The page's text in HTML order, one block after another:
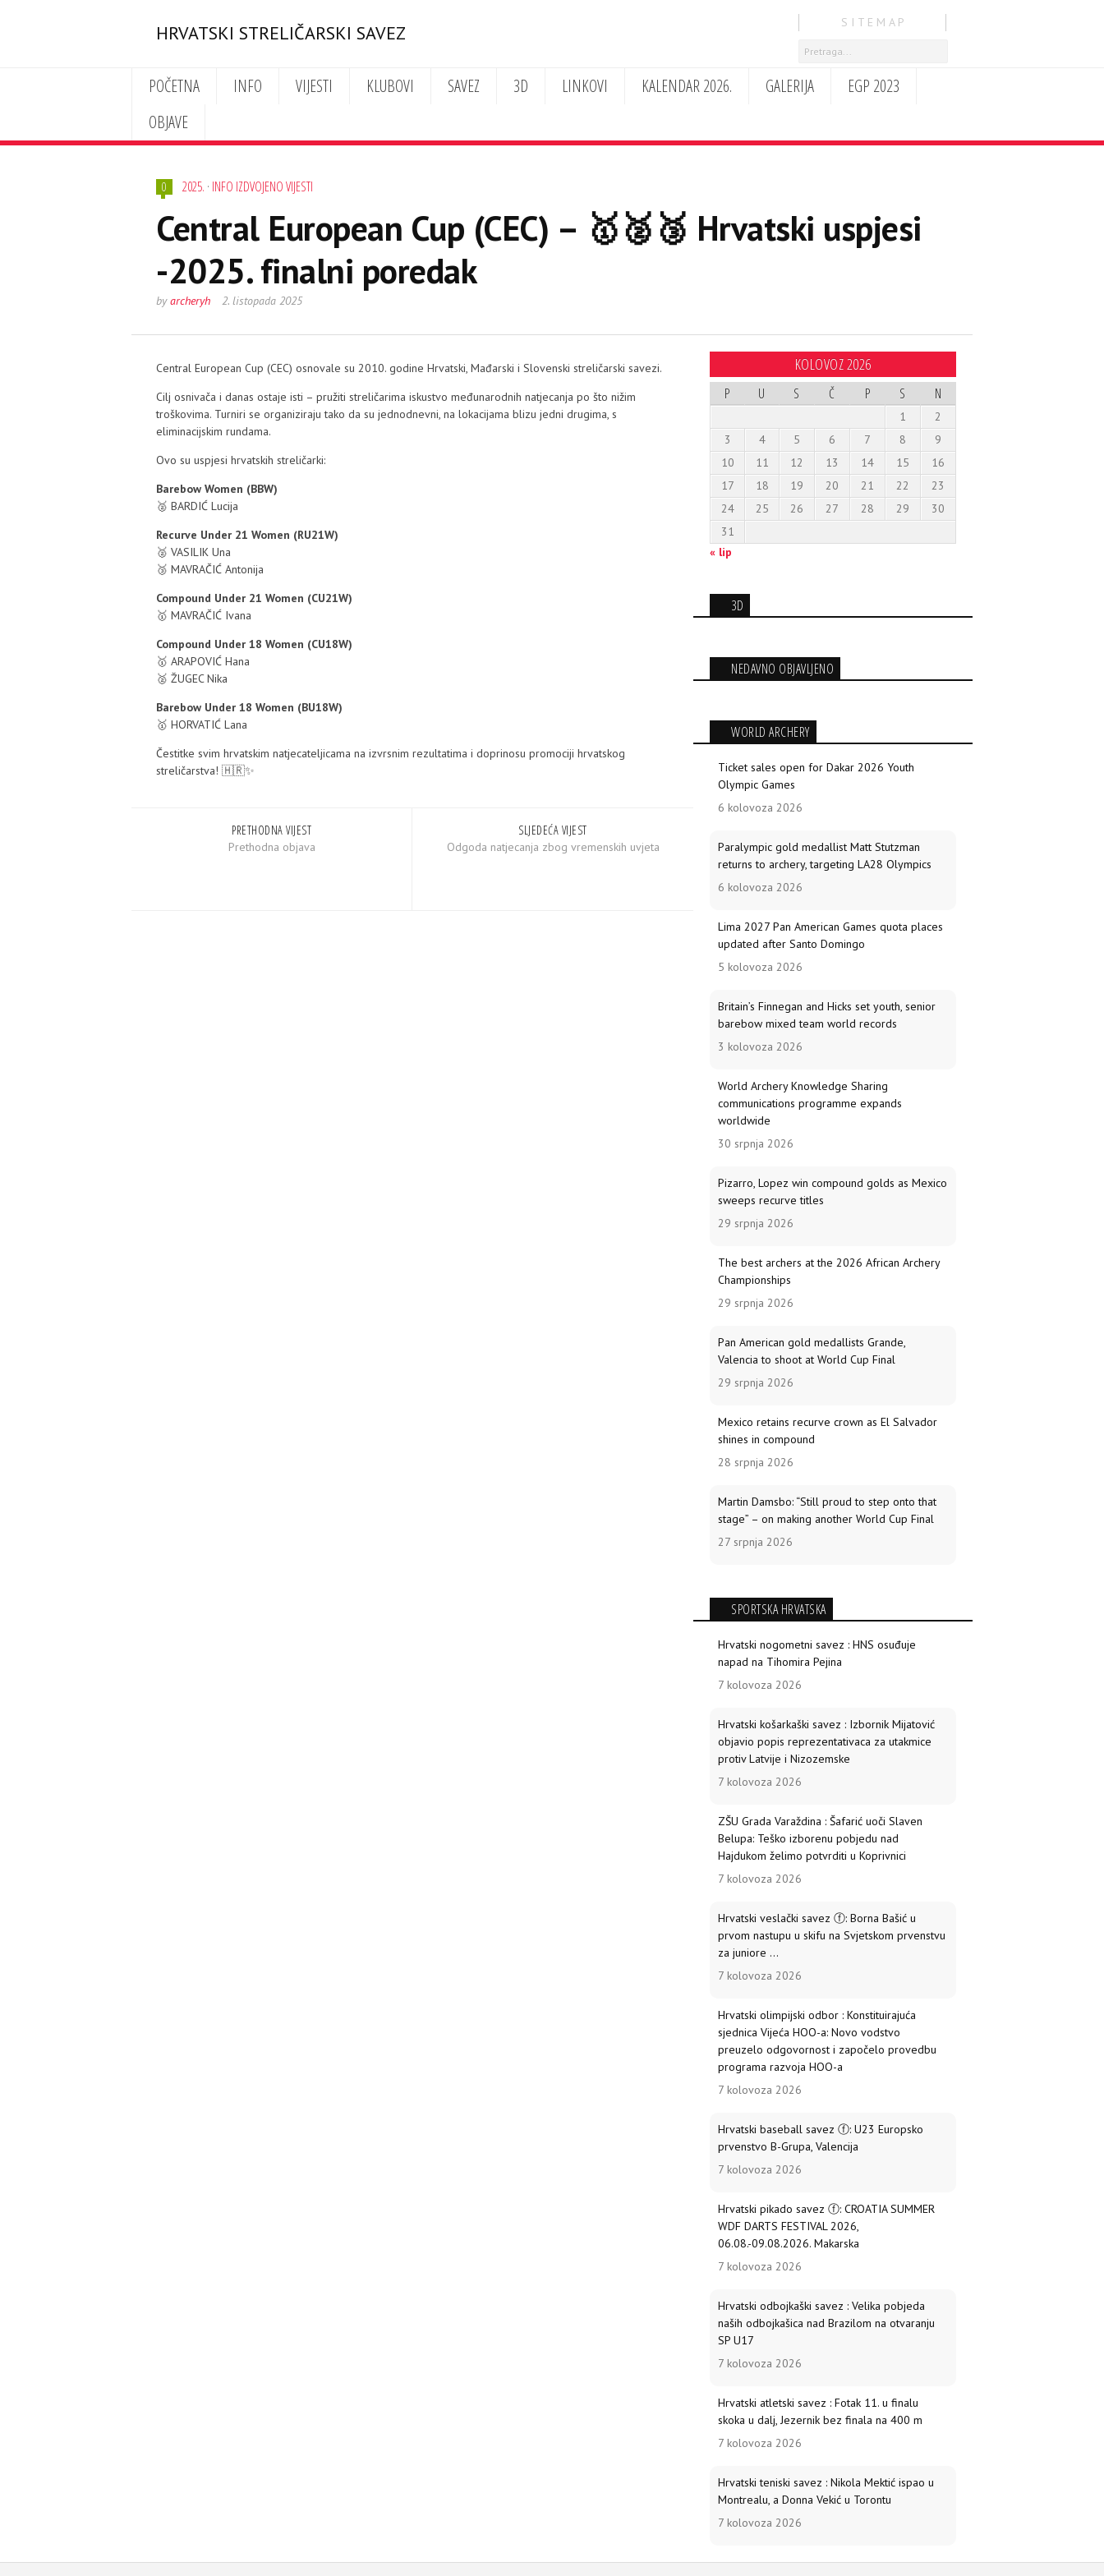
HRVATSKI STRELIČARSKI SAVEZ S I T E M A P
POČETNA INFO VIJESTI KLUBOVI SAVEZ 3D LINKOVI KALENDAR 2026. GALERIJA
EGP 2023
OBJAVE
0 2025. · INFO IZDVOJENO VIJESTI
Central European Cup (CEC) – 🥇🥈🥉 Hrvatski uspjesi
-2025. finalni poredak
byarcheryh 2. listopada 2025
Central European Cup (CEC) osnovale su 2010. godine Hrvatski, Mađarski i Slovenski streličarski savezi.
Cilj osnivača i danas ostaje isti – pružiti streličarima iskustvo međunarodnih natjecanja po što nižim
troškovima. Turniri se organiziraju tako da su jednodnevni, na lokacijama blizu jedni drugima, s
eliminacijskim rundama.
Ovo su uspjesi hrvatskih streličarki:
Barebow Women (BBW)
🥈 BARDIĆ Lucija
Recurve Under 21 Women (RU21W)
🥈 VASILIK Una
🥉 MAVRAČIĆ Antonija
Compound Under 21 Women (CU21W)
🥇 MAVRAČIĆ Ivana
Compound Under 18 Women (CU18W)
🥇 ARAPOVIĆ Hana
🥈 ŽUGEC Nika
Barebow Under 18 Women (BU18W)
🥇 HORVATIĆ Lana
Čestitke svim hrvatskim natjecateljicama na izvrsnim rezultatima i doprinosu promociji hrvatskog
streličarstva! 🇭🇷✨
PRETHODNA VIJEST
Prethodna objava
SLJEDEĆA VIJEST
Odgoda natjecanja zbog vremenskih uvjeta
KOLOVOZ 2026
P U S Č P S N
1
2
3
4 5 6 7 8
9
10
11 12 13 14 15
16
17
18 19 20 21 22
23
24
25 26 27 28 29
30
31
« lip
3D
NEDAVNO OBJAVLJENO
WORLD ARCHERY
Ticket sales open for Dakar 2026 Youth
Olympic Games
6 kolovoza 2026
Paralympic gold medallist Matt Stutzman
returns to archery, targeting LA28 Olympics
6 kolovoza 2026
Lima 2027 Pan American Games quota places
updated after Santo Domingo
5 kolovoza 2026
Britain’s Finnegan and Hicks set youth, senior
barebow mixed team world records
3 kolovoza 2026
World Archery Knowledge Sharing
communications programme expands
worldwide
30 srpnja 2026
Pizarro, Lopez win compound golds as Mexico
sweeps recurve titles
29 srpnja 2026
The best archers at the 2026 African Archery
Championships
29 srpnja 2026
Pan American gold medallists Grande,
Valencia to shoot at World Cup Final
29 srpnja 2026
Mexico retains recurve crown as El Salvador
shines in compound
28 srpnja 2026
Martin Damsbo: “Still proud to step onto that
stage” – on making another World Cup Final
27 srpnja 2026
SPORTSKA HRVATSKA
Hrvatski nogometni savez : HNS osuđuje
napad na Tihomira Pejina
7 kolovoza 2026
Hrvatski košarkaški savez : Izbornik Mijatović
objavio popis reprezentativaca za utakmice
protiv Latvije i Nizozemske
7 kolovoza 2026
ZŠU Grada Varaždina : Šafarić uoči Slaven
Belupa: Teško izborenu pobjedu nad
Hajdukom želimo potvrditi u Koprivnici
7 kolovoza 2026
Hrvatski veslački savez ⓕ: Borna Bašić u
prvom nastupu u skifu na Svjetskom prvenstvu
za juniore ...
7 kolovoza 2026
Hrvatski olimpijski odbor : Konstituirajuća
sjednica Vijeća HOO-a: Novo vodstvo
preuzelo odgovornost i započelo provedbu
programa razvoja HOO-a
7 kolovoza 2026
Hrvatski baseball savez ⓕ: U23 Europsko
prvenstvo B-Grupa, Valencija
7 kolovoza 2026
Hrvatski pikado savez ⓕ: CROATIA SUMMER
WDF DARTS FESTIVAL 2026,
06.08.-09.08.2026. Makarska
7 kolovoza 2026
Hrvatski odbojkaški savez : Velika pobjeda
naših odbojkašica nad Brazilom na otvaranju
SP U17
7 kolovoza 2026
Hrvatski atletski savez : Fotak 11. u finalu
skoka u dalj, Jezernik bez finala na 400 m
7 kolovoza 2026
Hrvatski teniski savez : Nikola Mektić ispao u
Montrealu, a Donna Vekić u Torontu
7 kolovoza 2026